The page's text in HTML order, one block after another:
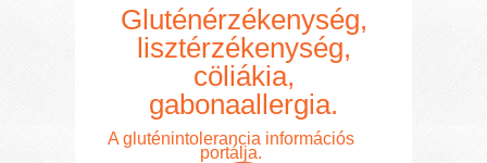
Gluténérzékenység,
lisztérzékenység,
cöliákia,
gabonaallergia.
A gluténintolerancia információs
portálja.